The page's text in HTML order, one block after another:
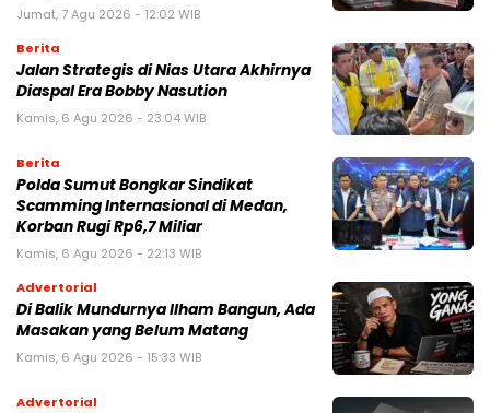
Jumat, 7 Agu 2026 - 12:02 WIB
Berita
Jalan Strategis di Nias Utara Akhirnya
Diaspal Era Bobby Nasution
Kamis, 6 Agu 2026 - 23:04 WIB
Berita
Polda Sumut Bongkar Sindikat
Scamming Internasional di Medan,
Korban Rugi Rp6,7 Miliar
Kamis, 6 Agu 2026 - 22:13 WIB
Advertorial
Di Balik Mundurnya Ilham Bangun, Ada
Masakan yang Belum Matang
Kamis, 6 Agu 2026 - 15:33 WIB
Advertorial